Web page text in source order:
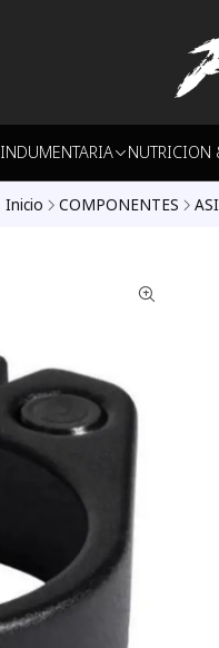
INDUMENTARIA NUTRICION
Inicio COMPONENTES